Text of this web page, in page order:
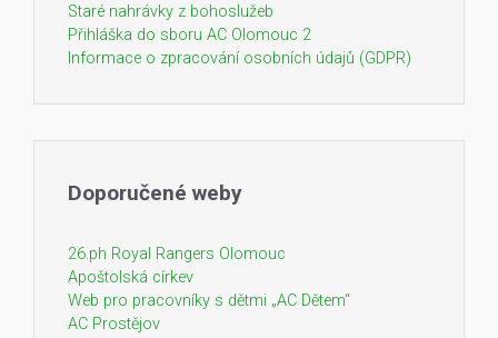
Staré nahrávky z bohoslužeb
Přihláška do sboru AC Olomouc 2
Informace o zpracování osobních údajů (GDPR)
Doporučené weby
26.ph Royal Rangers Olomouc
Apoštolská církev
Web pro pracovníky s dětmi „AC Dětem“
AC Prostějov